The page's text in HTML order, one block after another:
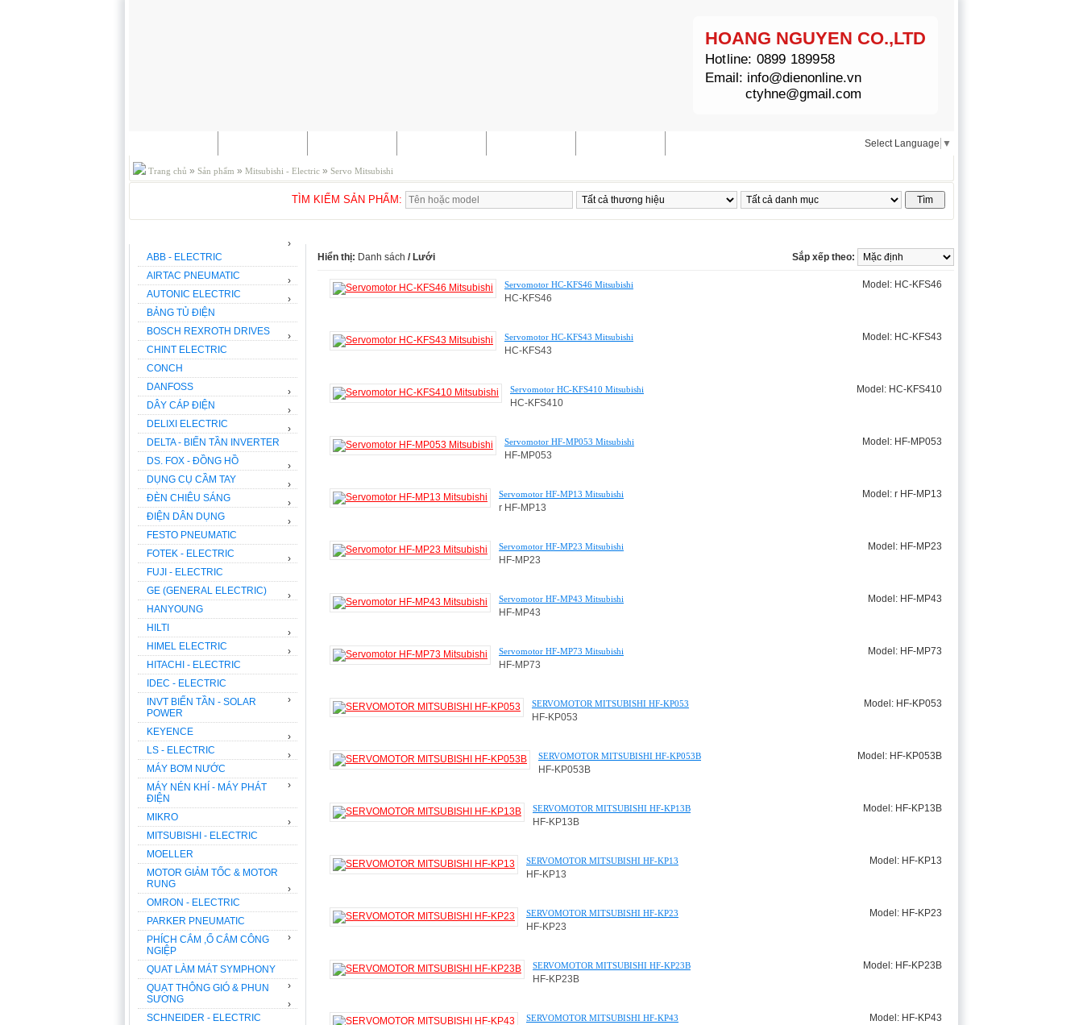
HOANG NGUYEN CO.,LTD
Hotline: 0899 189958
Email: info@dienonline.vn
ctyhne@gmail.com
Trang chủ » Sản phẩm » Mitsubishi - Electric » Servo Mitsubishi
Select Language ▼
TÌM KIẾM SẢN PHẨM:
Hiển thị: Danh sách / Lưới Sắp xếp theo:
Model: HC-KFS46
Servomotor HC-KFS46 Mitsubishi
HC-KFS46
Model: HC-KFS43
Servomotor HC-KFS43 Mitsubishi
HC-KFS43
Model: HC-KFS410
Servomotor HC-KFS410 Mitsubishi
HC-KFS410
Model: HF-MP053
Servomotor HF-MP053 Mitsubishi
HF-MP053
Model: r HF-MP13
Servomotor HF-MP13 Mitsubishi
r HF-MP13
Model: HF-MP23
Servomotor HF-MP23 Mitsubishi
HF-MP23
Model: HF-MP43
Servomotor HF-MP43 Mitsubishi
HF-MP43
Model: HF-MP73
Servomotor HF-MP73 Mitsubishi
HF-MP73
Model: HF-KP053
SERVOMOTOR MITSUBISHI HF-KP053
HF-KP053
Model: HF-KP053B
SERVOMOTOR MITSUBISHI HF-KP053B
HF-KP053B
Model: HF-KP13B
SERVOMOTOR MITSUBISHI HF-KP13B
HF-KP13B
Model: HF-KP13
SERVOMOTOR MITSUBISHI HF-KP13
HF-KP13
Model: HF-KP23
SERVOMOTOR MITSUBISHI HF-KP23
HF-KP23
Model: HF-KP23B
SERVOMOTOR MITSUBISHI HF-KP23B
HF-KP23B
Model: HF-KP43
SERVOMOTOR MITSUBISHI HF-KP43
ABB - ELECTRIC
›
AIRTAC PNEUMATIC
AUTONIC ELECTRIC
›
BẢNG TỦ ĐIỆN
›
BOSCH REXROTH DRIVES
CHINT ELECTRIC
›
CONCH
DANFOSS
DÂY CÁP ĐIỆN
›
DELIXI ELECTRIC
›
DELTA - BIẾN TẦN INVERTER
›
DS. FOX - ĐỒNG HỒ
DỤNG CỤ CẦM TAY
›
ĐÈN CHIÊU SÁNG
›
ĐIỆN DÂN DỤNG
›
FESTO PNEUMATIC
›
FOTEK - ELECTRIC
FUJI - ELECTRIC
›
GE (GENERAL ELECTRIC)
HANYOUNG
›
HILTI
HIMEL ELECTRIC
›
HITACHI - ELECTRIC
›
IDEC - ELECTRIC
INVT BIẾN TẦN - SOLAR
POWER
›
KEYENCE
LS - ELECTRIC
›
MÁY BƠM NƯỚC
›
MÁY NÉN KHÍ - MÁY PHÁT
ĐIỆN
›
MIKRO
MITSUBISHI - ELECTRIC
›
MOELLER
MOTOR GIẢM TỐC & MOTOR
RUNG
OMRON - ELECTRIC
›
PARKER PNEUMATIC
PHÍCH CẮM ,Ổ CẮM CÔNG
NGIỆP
›
QUAT LÀM MÁT SYMPHONY
QUẠT THÔNG GIÓ & PHUN
SƯƠNG
›
SCHNEIDER - ELECTRIC
›